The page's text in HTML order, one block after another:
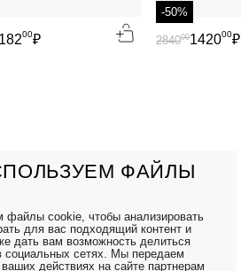
00₽
-50%
142000₽
284000
ФАЙЛЫ
файлы cookie, чтобы анализировать
для вас подходящий контент и
дать вам возможность делиться
социальных сетях. Мы передаем
действиях на сайте партнерам